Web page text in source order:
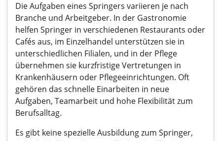
Die Aufgaben eines Springers variieren je nach
Branche und Arbeitgeber. In der Gastronomie
helfen Springer in verschiedenen Restaurants oder
Cafés aus, im Einzelhandel unterstützen sie in
unterschiedlichen Filialen, und in der Pflege
übernehmen sie kurzfristige Vertretungen in
Krankenhäusern oder Pflegeeinrichtungen. Oft
gehören das schnelle Einarbeiten in neue
Aufgaben, Teamarbeit und hohe Flexibilität zum
Berufsalltag.
Es gibt keine spezielle Ausbildung zum Springer,